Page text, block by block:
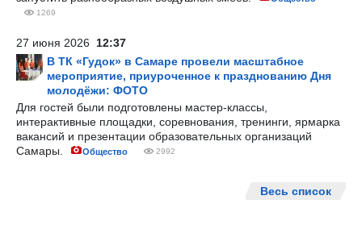
1269
27 июня 2026 12:37
В ТК «Гудок» в Самаре провели масштабное
мероприятие, приуроченное к празднованию Дня
молодёжи: ФОТО
Для гостей были подготовлены мастер-классы,
интерактивные площадки, соревнования, тренинги, ярмарка
вакансий и презентации образовательных организаций
Самары.
Общество 2992
Весь список